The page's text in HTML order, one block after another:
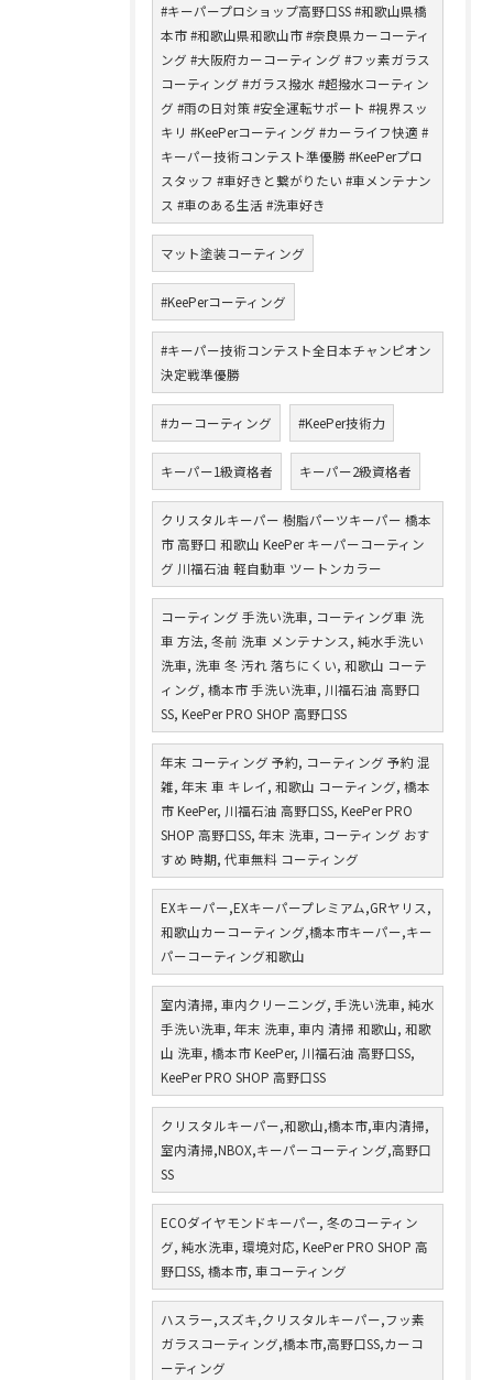
#キーパープロショップ高野口SS #和歌山県橋
本市 #和歌山県和歌山市 #奈良県カーコーティ
ング #大阪府カーコーティング #フッ素ガラス
コーティング #ガラス撥水 #超撥水コーティン
グ #雨の日対策 #安全運転サポート #視界スッ
キリ #KeePerコーティング #カーライフ快適 #
キーパー技術コンテスト準優勝 #KeePerプロ
スタッフ #車好きと繋がりたい #車メンテナン
ス #車のある生活 #洗車好き
マット塗装コーティング
#KeePerコーティング
#キーパー技術コンテスト全日本チャンピオン
決定戦準優勝
#カーコーティング #KeePer技術力
キーパー1級資格者 キーパー2級資格者
クリスタルキーパー 樹脂パーツキーパー 橋本
市 高野口 和歌山 KeePer キーパーコーティン
グ 川福石油 軽自動車 ツートンカラー
コーティング 手洗い洗車, コーティング車 洗
車 方法, 冬前 洗車 メンテナンス, 純水手洗い
洗車, 洗車 冬 汚れ 落ちにくい, 和歌山 コーテ
ィング, 橋本市 手洗い洗車, 川福石油 高野口
SS, KeePer PRO SHOP 高野口SS
年末 コーティング 予約, コーティング 予約 混
雑, 年末 車 キレイ, 和歌山 コーティング, 橋本
市 KeePer, 川福石油 高野口SS, KeePer PRO
SHOP 高野口SS, 年末 洗車, コーティング おす
すめ 時期, 代車無料 コーティング
EXキーパー,EXキーパープレミアム,GRヤリス,
和歌山カーコーティング,橋本市キーパー,キー
パーコーティング和歌山
室内清掃, 車内クリーニング, 手洗い洗車, 純水
手洗い洗車, 年末 洗車, 車内 清掃 和歌山, 和歌
山 洗車, 橋本市 KeePer, 川福石油 高野口SS,
KeePer PRO SHOP 高野口SS
クリスタルキーパー,和歌山,橋本市,車内清掃,
室内清掃,NBOX,キーパーコーティング,高野口
SS
ECOダイヤモンドキーパー, 冬のコーティン
グ, 純水洗車, 環境対応, KeePer PRO SHOP 高
野口SS, 橋本市, 車コーティング
ハスラー,スズキ,クリスタルキーパー,フッ素
ガラスコーティング,橋本市,高野口SS,カーコ
ーティング